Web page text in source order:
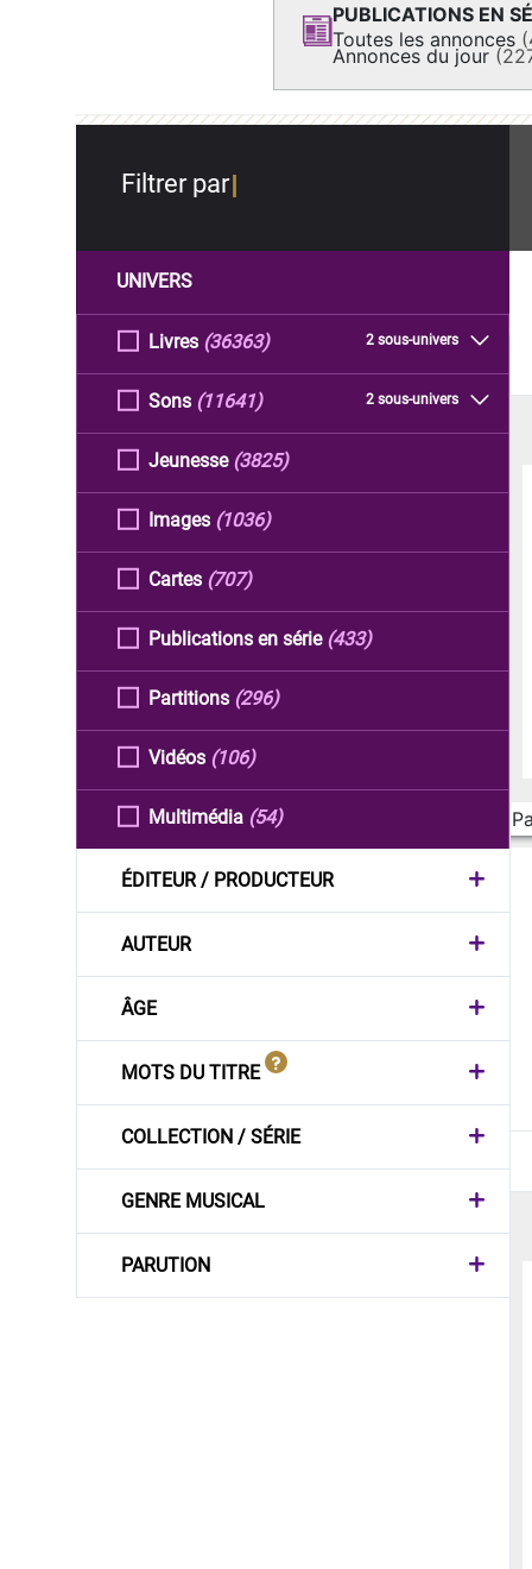
PUBLICATIONS EN
Toutes les annonces
Annonces du jour
Filtrer par
UNIVERS
Livres 2 sous-univers
(36363)
Sons 2 sous-univers
(11641)
Jeunesse (3825)
Images (1036)
Cartes (707)
Publications en série (433)
Partitions (296)
Vidéos (106)
Multimédia (54)
ÉDITEUR / PRODUCTEUR
AUTEUR
ÂGE
MOTS DU TITRE
COLLECTION / SÉRIE
GENRE MUSICAL
PARUTION